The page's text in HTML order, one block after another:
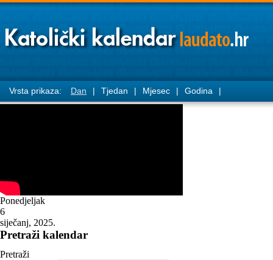
Vrsta prikaza: Dan | Tjedan | Mjesec | Godina |
Ponedjeljak
6
siječanj, 2025.
Pretraži kalendar
Pretraži